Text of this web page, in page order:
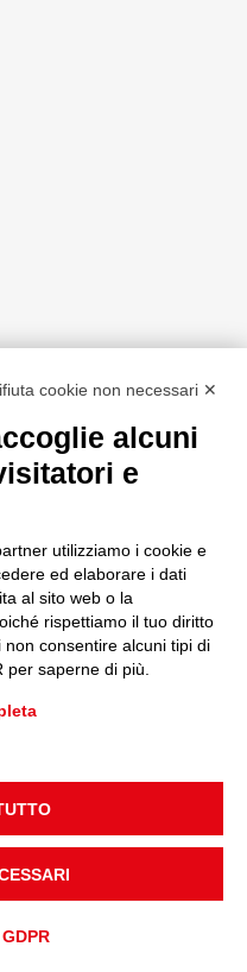
cookie non necessari ✕
alcuni
e
utilizziamo i cookie e
ed elaborare i dati
al sito web o la
rispettiamo il tuo diritto
consentire alcuni tipi di
saperne di più.